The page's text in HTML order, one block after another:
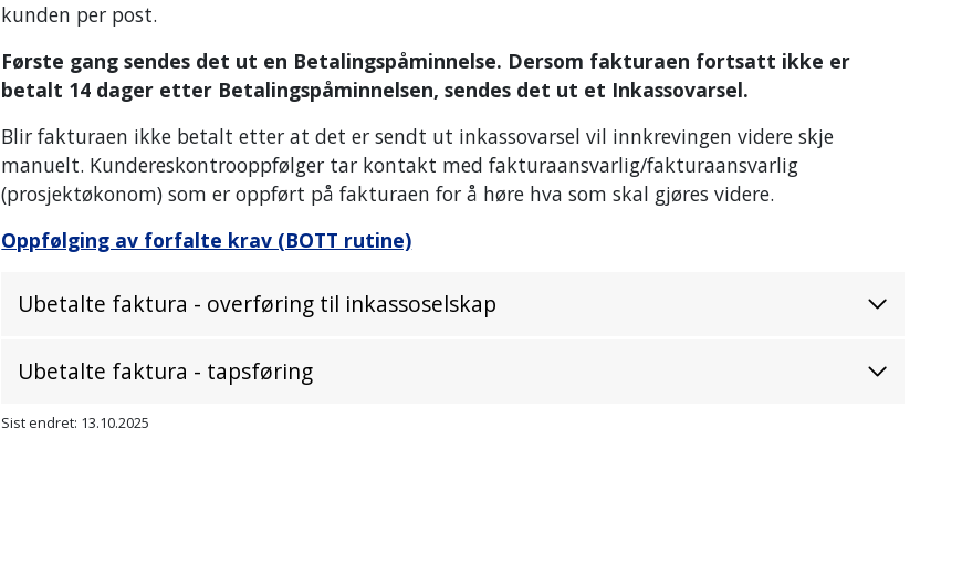
kunden per post.
Første gang sendes det ut en Betalingspåminnelse. Dersom fakturaen fortsatt ikke er
betalt 14 dager etter Betalingspåminnelsen, sendes det ut et Inkassovarsel.
Blir fakturaen ikke betalt etter at det er sendt ut inkassovarsel vil innkrevingen videre skje
manuelt. Kundereskontrooppfølger tar kontakt med fakturaansvarlig/fakturaansvarlig
(prosjektøkonom) som er oppført på fakturaen for å høre hva som skal gjøres videre.
Oppfølging av forfalte krav (BOTT rutine)
Ubetalte faktura - overføring til inkassoselskap
Ubetalte faktura - tapsføring
Sist endret: 13.10.2025